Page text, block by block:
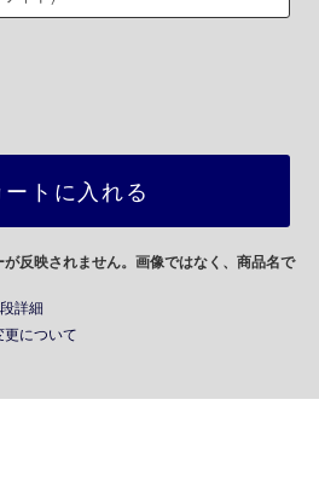
ートに入れる
反映されません。画像ではなく、商品名で
詳細
更について